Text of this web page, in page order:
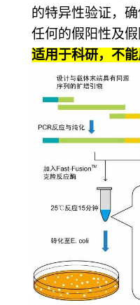
的特异性验证，
任何的假阳性及假
适用于科研，不能